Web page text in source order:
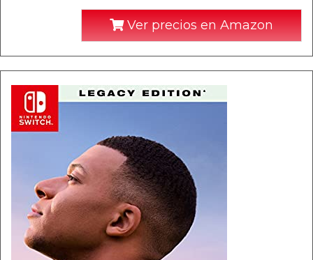
Ver precios en Amazon